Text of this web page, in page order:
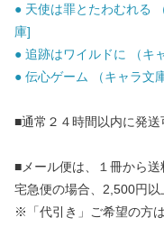
● 天使は罪とたわむれる
庫]
● 追跡はワイルドに （キ
● 伝心ゲーム （キャラ文
■通常２４時間以内に発送
■メール便は、１冊から送
宅急便の場合、2,500円以
※「代引き」ご希望の方